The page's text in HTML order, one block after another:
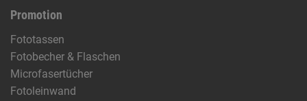
Promotion
Fototassen
Fotobecher & Flaschen
Microfasertücher
Fotoleinwand